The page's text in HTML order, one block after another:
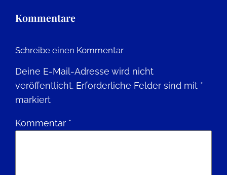
Kommentare
Schreibe einen Kommentar
Deine E-Mail-Adresse wird nicht
veröffentlicht. Erforderliche Felder sind mit *
markiert
Kommentar *